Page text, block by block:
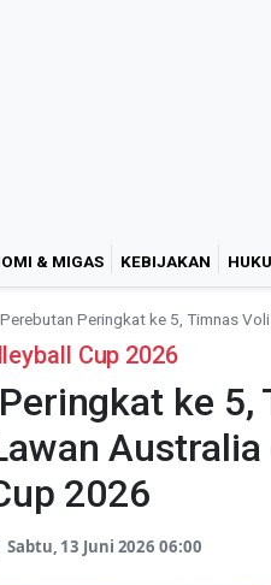
& MIGAS KEBIJAKAN
Perebutan Peringkat ke 5, Timnas
Cup 2026
ke 5,
Australia
2026
Sabtu, 13 Juni 2026 06:00